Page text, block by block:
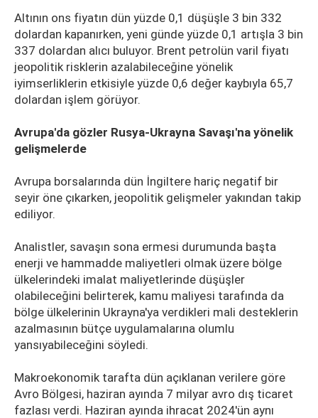
Altının ons fiyatın dün yüzde 0,1 düşüşle 3 bin 332
dolardan kapanırken, yeni günde yüzde 0,1 artışla 3 bin
337 dolardan alıcı buluyor. Brent petrolün varil fiyatı
jeopolitik risklerin azalabileceğine yönelik
iyimserliklerin etkisiyle yüzde 0,6 değer kaybıyla 65,7
dolardan işlem görüyor.
Avrupa'da gözler Rusya-Ukrayna Savaşı'na yönelik
gelişmelerde
Avrupa borsalarında dün İngiltere hariç negatif bir
seyir öne çıkarken, jeopolitik gelişmeler yakından takip
ediliyor.
Analistler, savaşın sona ermesi durumunda başta
enerji ve hammadde maliyetleri olmak üzere bölge
ülkelerindeki imalat maliyetlerinde düşüşler
olabileceğini belirterek, kamu maliyesi tarafında da
bölge ülkelerinin Ukrayna'ya verdikleri mali desteklerin
azalmasının bütçe uygulamalarına olumlu
yansıyabileceğini söyledi.
Makroekonomik tarafta dün açıklanan verilere göre
Avro Bölgesi, haziran ayında 7 milyar avro dış ticaret
fazlası verdi. Haziran ayında ihracat 2024'ün aynı